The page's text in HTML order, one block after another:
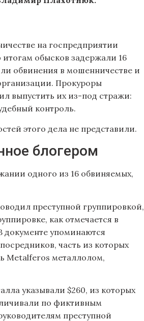
на госпредприятии
обысков задержали 16
обвинения в мошенничестве и
Прокуроры
выпустить их из-под стражи:
контроль.
этого дела не представили.
блогером
одного из 16 обвиняемых,
преступной группировкой,
как отмечается в
документе упоминаются
часть из которых
Metalferos металлолом,
указывали $260, из которых
по фиктивным
преступной